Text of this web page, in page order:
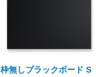
枠無しブラックボード S